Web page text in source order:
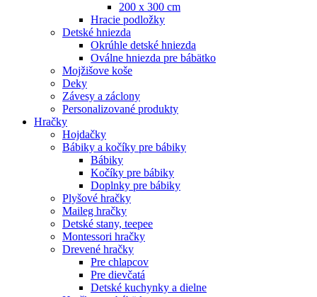
200 x 300 cm
Hracie podložky
Detské hniezda
Okrúhle detské hniezda
Oválne hniezda pre bábätko
Mojžišove koše
Deky
Závesy a záclony
Personalizované produkty
Hračky
Hojdačky
Bábiky a kočíky pre bábiky
Bábiky
Kočíky pre bábiky
Doplnky pre bábiky
Plyšové hračky
Maileg hračky
Detské stany, teepee
Montessori hračky
Drevené hračky
Pre chlapcov
Pre dievčatá
Detské kuchynky a dielne